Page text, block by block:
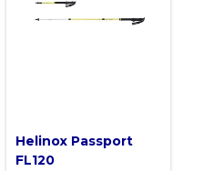
Helinox Passport
FL120